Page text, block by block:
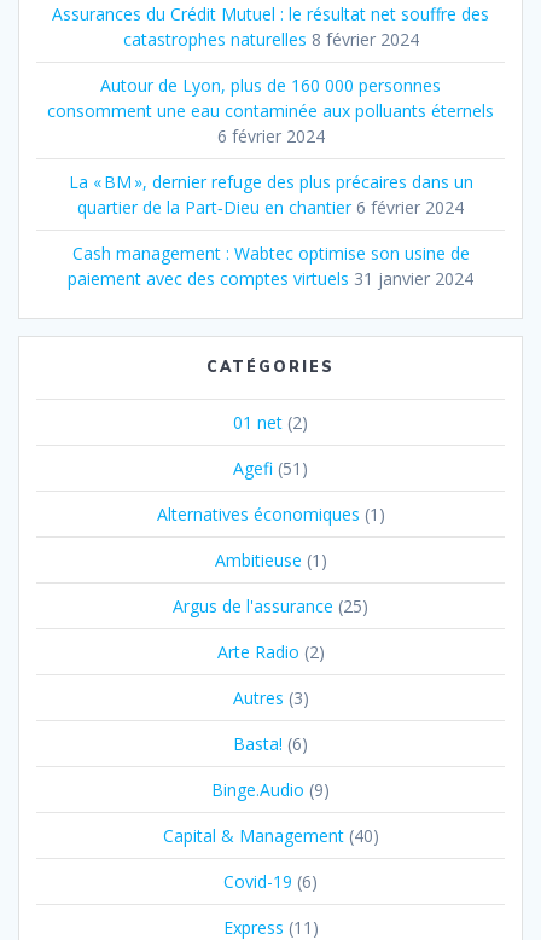
Assurances du Crédit Mutuel : le résultat net souffre des
catastrophes naturelles 8 février 2024
Autour de Lyon, plus de 160 000 personnes
consomment une eau contaminée aux polluants éternels
6 février 2024
La « BM », dernier refuge des plus précaires dans un
quartier de la Part‐Dieu en chantier 6 février 2024
Cash management : Wabtec optimise son usine de
paiement avec des comptes virtuels 31 janvier 2024
CATÉGORIES
01 net (2)
Agefi (51)
Alternatives économiques (1)
Ambitieuse (1)
Argus de l'assurance (25)
Arte Radio (2)
Autres (3)
Basta! (6)
Binge.Audio (9)
Capital & Management(40)
Covid-19 (6)
Express (11)